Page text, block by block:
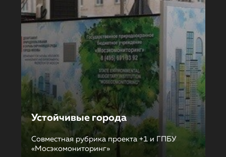
Устойчивые города
Совместная рубрика проекта +1 и ГПБУ
«Мосэкомониторинг»